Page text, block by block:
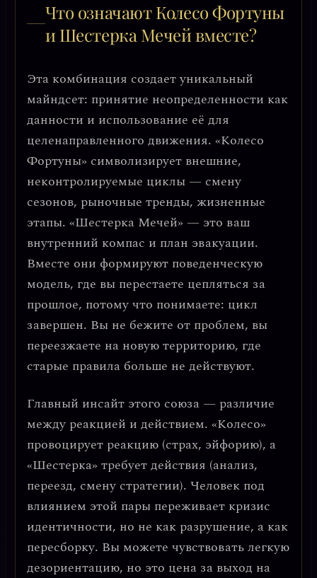
Что означают Колесо Фортуны
и Шестерка Мечей вместе?
Эта комбинация создает уникальный
майндсет: принятие неопределенности как
данности и использование её для
целенаправленного движения. «Колесо
Фортуны» символизирует внешние,
неконтролируемые циклы — смену
сезонов, рыночные тренды, жизненные
этапы. «Шестерка Мечей» — это ваш
внутренний компас и план эвакуации.
Вместе они формируют поведенческую
модель, где вы перестаете цепляться за
прошлое, потому что понимаете: цикл
завершен. Вы не бежите от проблем, вы
переезжаете на новую территорию, где
старые правила больше не действуют.
Главный инсайт этого союза — различие
между реакцией и действием. «Колесо»
провоцирует реакцию (страх, эйфорию), а
«Шестерка» требует действия (анализ,
переезд, смену стратегии). Человек под
влиянием этой пары переживает кризис
идентичности, но не как разрушение, а как
пересборку. Вы можете чувствовать легкую
дезориентацию, но это цена за выход на